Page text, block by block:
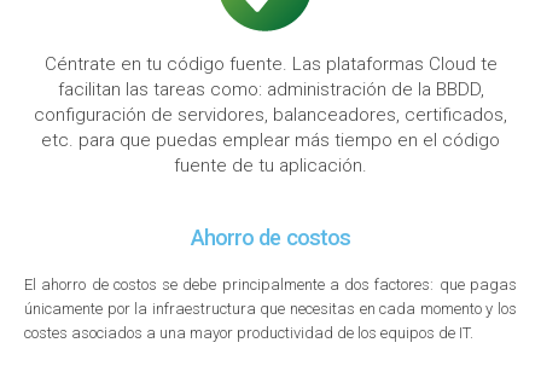
Céntrate en tu código fuente. Las plataformas Cloud te
facilitan las tareas como: administración de la BBDD,
configuración de servidores, balanceadores, certificados,
etc. para que puedas emplear más tiempo en el código
fuente de tu aplicación.
Ahorro de costos
El ahorro de costos se debe principalmente a dos factores: que pagas
únicamente por la infraestructura que necesitas en cada momento y los
costes asociados a una mayor productividad de los equipos de IT.